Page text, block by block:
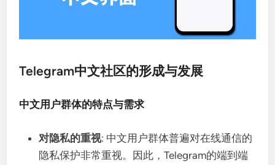
Telegram中文社区的形成与发展
中文用户群体的特点与需求
对隐私的重视: 中文用户群体普遍对在线通信的
隐私保护非常重视。因此，Telegram的端到端